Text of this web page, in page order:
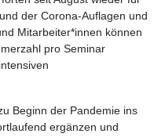
der Corona-Auflagen und
Mitarbeiter*innen können
pro Seminar
Beginn der Pandemie ins
ergänzen und